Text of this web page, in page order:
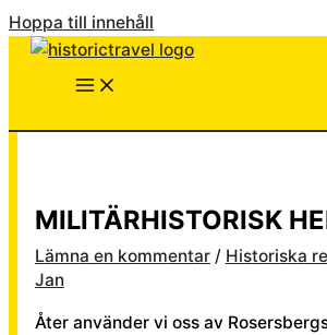
Hoppa till innehåll
MILITÄRHISTORISK
Lämna en kommentar / Historiska
Jan
Åter använder vi oss av